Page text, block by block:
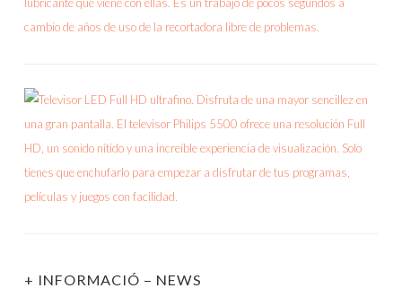
+ INFORMACIÓ – NEWS